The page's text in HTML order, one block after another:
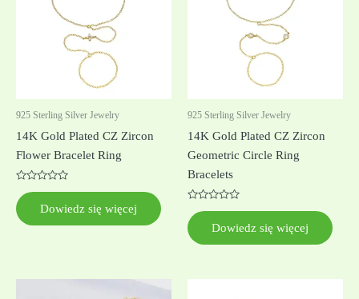
925 Sterling Silver Jewelry
14K Gold Plated CZ Zircon
Flower Bracelet Ring
Oceniono
0
na
5
Dowiedz się więcej
925 Sterling Silver Jewelry
14K Gold Plated CZ Zircon
Geometric Circle Ring
Bracelets
Oceniono
0
na
5
Dowiedz się więcej